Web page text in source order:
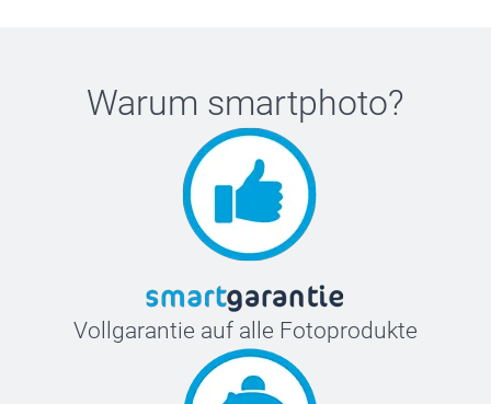
Warum smartphoto?
Vollgarantie auf alle Fotoprodukte